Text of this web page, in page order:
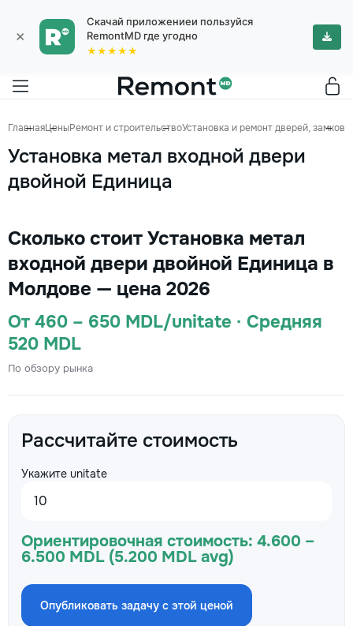
×
Скачай приложениеи пользуйся
RemontMD где угодно
★★★★★
ГлавнаяЦеныРемонт и строительствоУстановка и ремонт дверей, замков
Установка метал входной двери
двойной Единица
Сколько стоит Установка метал
входной двери двойной Единица в
Молдове — цена 2026
От 460 – 650 MDL/unitate · Средняя
520 MDL
По обзору рынка
Рассчитайте стоимость
Укажите unitate
Ориентировочная стоимость: 4.600 –
6.500 MDL (5.200 MDL avg)
Опубликовать задачу с этой ценой